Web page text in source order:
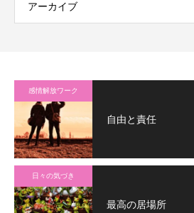
アーカイブ
感情解放ワーク
自由と責任
日々の気づき
最高の居場所